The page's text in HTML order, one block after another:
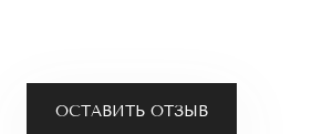
ОСТАВИТЬ ОТЗЫВ